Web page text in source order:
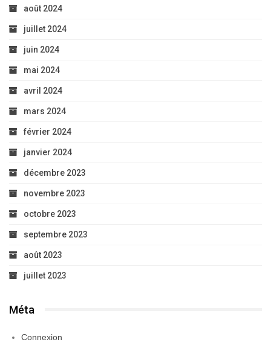
août 2024
juillet 2024
juin 2024
mai 2024
avril 2024
mars 2024
février 2024
janvier 2024
décembre 2023
novembre 2023
octobre 2023
septembre 2023
août 2023
juillet 2023
Méta
Connexion